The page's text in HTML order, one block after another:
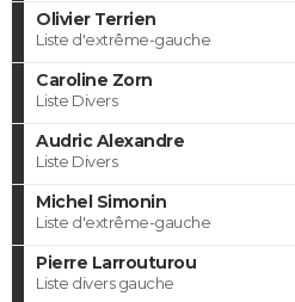
Olivier Terrien
Liste d'extrême-gauche
Caroline Zorn
Liste Divers
Audric Alexandre
Liste Divers
Michel Simonin
Liste d'extrême-gauche
Pierre Larrouturou
Liste divers gauche